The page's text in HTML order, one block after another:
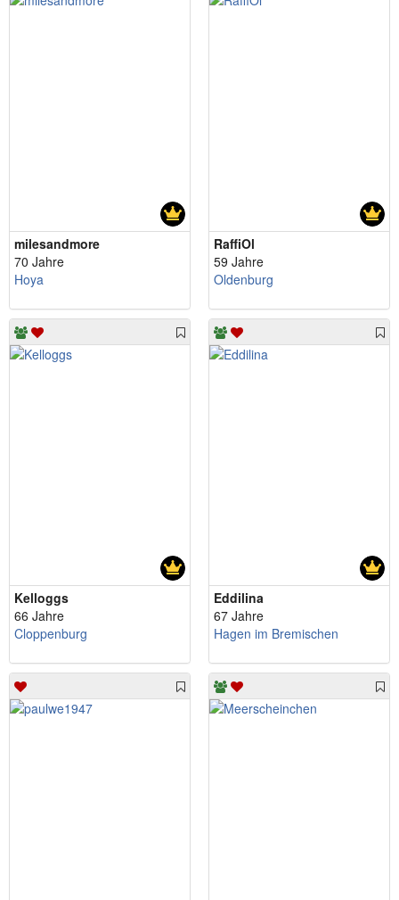
milesandmore
70 Jahre
Hoya
RaffiOl
59 Jahre
Oldenburg
Kelloggs
66 Jahre
Cloppenburg
Eddilina
67 Jahre
Hagen im Bremischen